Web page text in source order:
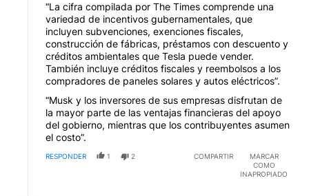
“La cifra compilada por The Times comprende una
variedad de incentivos gubernamentales, que
incluyen subvenciones, exenciones fiscales,
construcción de fábricas, préstamos con descuento y
créditos ambientales que Tesla puede vender.
También incluye créditos fiscales y reembolsos a los
compradores de paneles solares y autos eléctricos”.
“Musk y los inversores de sus empresas disfrutan de
la mayor parte de las ventajas financieras del apoyo
del gobierno, mientras que los contribuyentes asumen
el costo”.
RESPONDER 1 2 COMPARTIR
MARCAR
COMO
INAPROPIADO